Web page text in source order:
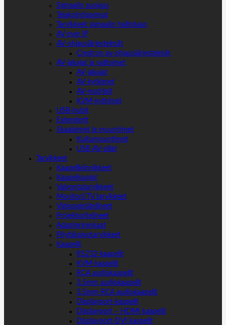
Signaalin suojaus
Telakointiasemat
Tarvikkeet signaalin hallintaan
AV over IP
AV-ohjausjärjestelmät
Crestron av-ohjausjärjestelmät
AV-jakajat ja valitsimet
AV-jakajat
AV-kytkimet
AV-matriisit
KVM-kytkimet
USB-hubit
Extenderit
Skaalaimet ja muuntimet
Kuitumuuntimet
USB AV-sillat
Tarvikkeet
Kaapelikiinnikkeet
Kaapelisuojat
Valvontatarvikkeet
Monitori/TV tarvikkeet
Videoseinätelineet
Projektoritelineet
Adapterirenkaat
Pöytäkaivotarvikkeet
Kaapelit
RS232-kaapelit
KVM-kaapelit
RCA audiokaapelit
3.5mm audiokaapelit
3.5mm-RCA audiokaapelit
Displayport-kaapelit
Displayport – HDMI kaapelit
Displayport-DVI kaapelit